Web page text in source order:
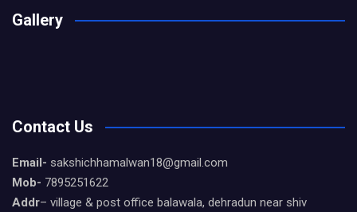
Gallery
Contact Us
Email- sakshichhamalwan18@gmail.com
Mob- 7895251622
Addr– village & post office balawala, dehradun near shiv